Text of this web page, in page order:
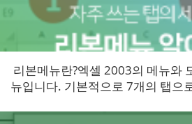
리본메뉴란?​엑셀 2003의 메뉴와
뉴입니다. 기본적으로 7개의 탭으